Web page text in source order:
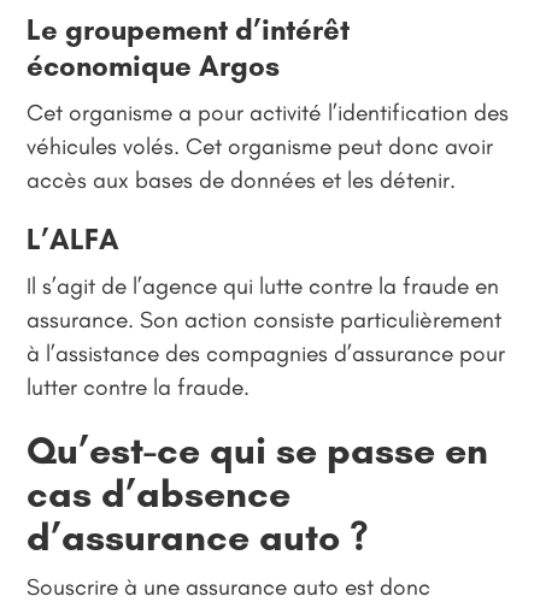
Le groupement d’intérêt
économique Argos
Cet organisme a pour activité l’identification des
véhicules volés. Cet organisme peut donc avoir
accès aux bases de données et les détenir.
L’ALFA
Il s’agit de l’agence qui lutte contre la fraude en
assurance. Son action consiste particulièrement
à l’assistance des compagnies d’assurance pour
lutter contre la fraude.
Qu’est-ce qui se passe en
cas d’absence
d’assurance auto ?
Souscrire à une assurance auto est donc